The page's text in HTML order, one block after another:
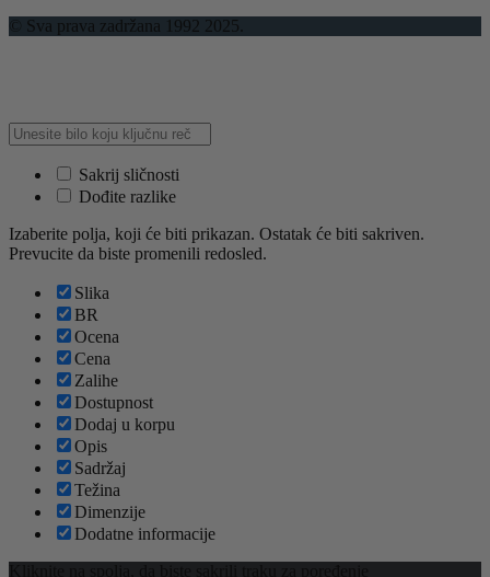
© Sva prava zadržana 1992 2025.
Sakrij sličnosti
Dođite razlike
Izaberite polja, koji će biti prikazan. Ostatak će biti sakriven.
Prevucite da biste promenili redosled.
Slika
BR
Ocena
Cena
Zalihe
Dostupnost
Dodaj u korpu
Opis
Sadržaj
Težina
Dimenzije
Dodatne informacije